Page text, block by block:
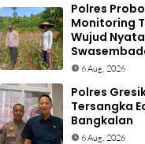
Polres
Monitoring
Wujud
6 Aug, 2026
Polres
Tersangka
Bangkalan
6 Aug, 2026